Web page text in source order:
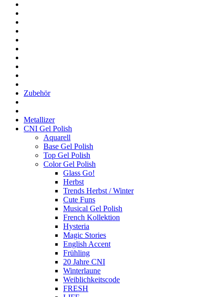
Zubehör
Metallizer
CNI Gel Polish
Aquarell
Base Gel Polish
Top Gel Polish
Color Gel Polish
Glass Go!
Herbst
Trends Herbst / Winter
Cute Funs
Musical Gel Polish
French Kollektion
Hysteria
Magic Stories
English Accent
Frühling
20 Jahre CNI
Winterlaune
Weiblichkeitscode
FRESH